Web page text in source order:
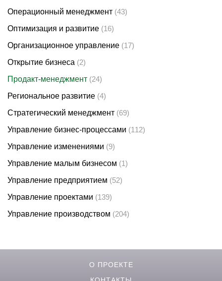
Операционный менеджмент (43)
Оптимизация и развитие (16)
Организационное управление (17)
Открытие бизнеса (2)
Продакт-менеджмент (24)
Региональное развитие (4)
Стратегический менеджмент (69)
Управление бизнес-процессами (112)
Управление изменениями (9)
Управление малым бизнесом (1)
Управление предприятием (52)
Управление проектами (139)
Управление производством (204)
О ПРОЕКТЕ